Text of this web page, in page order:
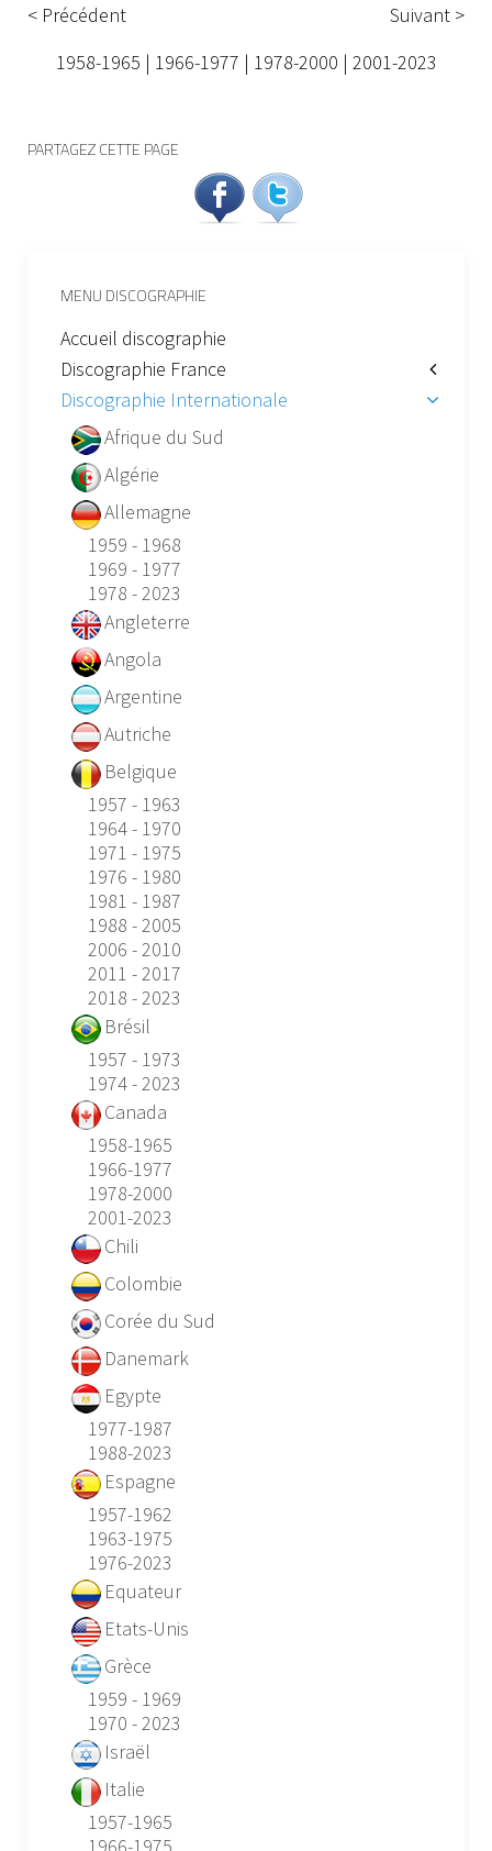
< Précédent
Suivant >
1958-1965 | 1966-1977 | 1978-2000 | 2001-2023
PARTAGEZ CETTE PAGE
MENU DISCOGRAPHIE
Accueil discographie
Discographie France
Discographie Internationale
Afrique du Sud
Algérie
Allemagne
1959 - 1968
1969 - 1977
1978 - 2023
Angleterre
Angola
Argentine
Autriche
Belgique
1957 - 1963
1964 - 1970
1971 - 1975
1976 - 1980
1981 - 1987
1988 - 2005
2006 - 2010
2011 - 2017
2018 - 2023
Brésil
1957 - 1973
1974 - 2023
Canada
1958-1965
1966-1977
1978-2000
2001-2023
Chili
Colombie
Corée du Sud
Danemark
Egypte
1977-1987
1988-2023
Espagne
1957-1962
1963-1975
1976-2023
Equateur
Etats-Unis
Grèce
1959 - 1969
1970 - 2023
Israël
Italie
1957-1965
1966-1975